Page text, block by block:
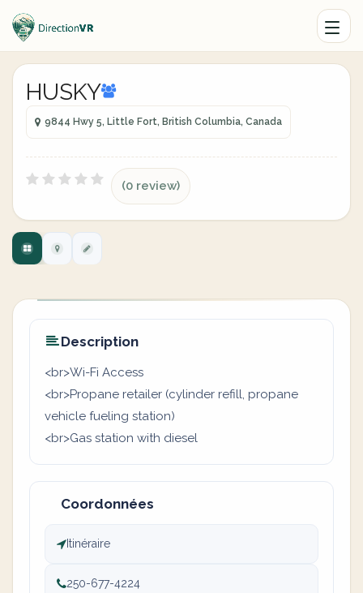
HUSKY
9844 Hwy 5, Little Fort, British Columbia, Canada
(0 review)
Description
<br>Wi-Fi Access
<br>Propane retailer (cylinder refill, propane
vehicle fueling station)
<br>Gas station with diesel
Coordonnées
Itinéraire
250-677-4224